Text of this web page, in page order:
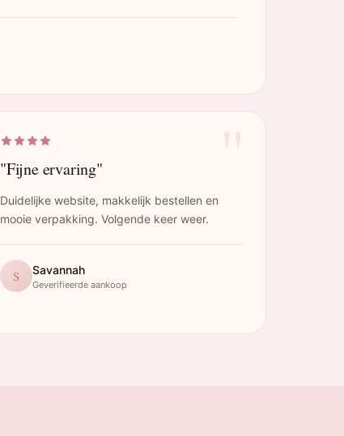
"Fijne ervaring"
Duidelijke website, makkelijk bestellen en
mooie verpakking. Volgende keer weer.
S Savannah
Geverifieerde aankoop